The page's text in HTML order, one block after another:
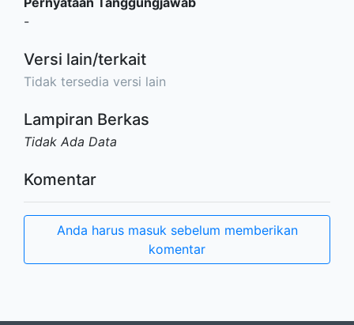
-
Versi lain/terkait
Tidak tersedia versi lain
Lampiran Berkas
Tidak Ada Data
Komentar
Anda harus masuk sebelum memberikan
komentar